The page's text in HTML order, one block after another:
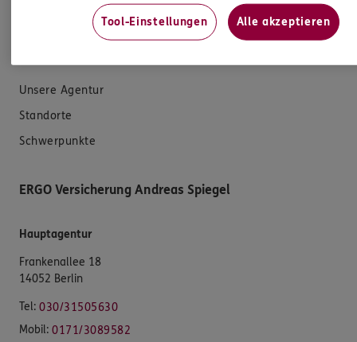
Datenverarbeitung
Unsere Agentur
Standorte
Schwerpunkte
ERGO Versicherung Andreas Spiegel
Hauptagentur
Frankenallee 18
14052 Berlin
Tel: 030/31505630
Mobil: 0171/3089582
Tool-Einstellungen Alle akzeptieren